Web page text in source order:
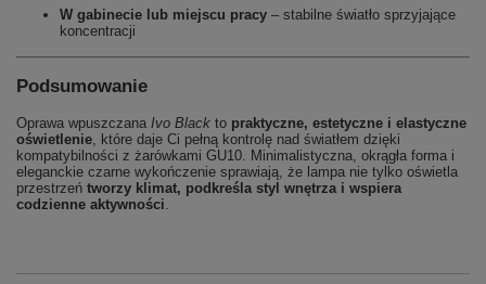
W gabinecie lub miejscu pracy – stabilne światło sprzyjające
koncentracji
Podsumowanie
Oprawa wpuszczana Ivo Black to praktyczne, estetyczne i elastyczne
oświetlenie, które daje Ci pełną kontrolę nad światłem dzięki
kompatybilności z żarówkami GU10. Minimalistyczna, okrągła forma i
eleganckie czarne wykończenie sprawiają, że lampa nie tylko oświetla
przestrzeń tworzy klimat, podkreśla styl wnętrza i wspiera
codzienne aktywności.